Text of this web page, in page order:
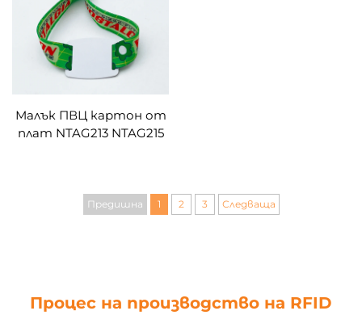
Малък ПВЦ картон от
плат NTAG213 NTAG215
тъкана NFC гривна за
Предишна 1 2 3 Следваща
Процес на производство на RFID